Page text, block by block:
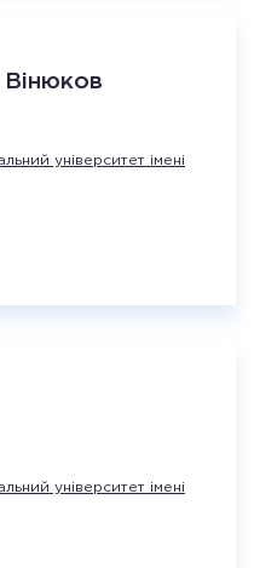
Вінюков
університет імені
університет імені